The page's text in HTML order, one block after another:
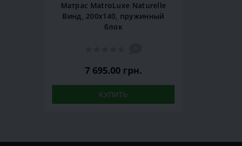
Матрас MatroLuxe Naturelle
Винд, 200x140, пружинный
блок
7 695.00 грн.
КУПИТЬ